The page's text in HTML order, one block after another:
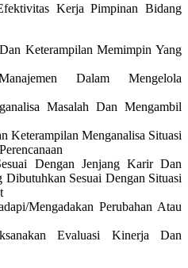
Kerja Pimpinan Bidang
Keterampilan Memimpin Yang
Dalam Mengelola
Masalah Dan Mengambil
Keterampilan Menganalisa Situasi
Dengan Jenjang Karir Dan
Dibutuhkan Sesuai Dengan Situasi
Mengadakan Perubahan Atau
Evaluasi Kinerja Dan